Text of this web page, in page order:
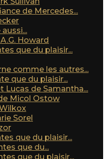
de Mercedes...
Howard
que du plaisir...
comme les autres...
que du plaisir...
Lucas de Samantha...
Micol Ostow
Sorel
que du plaisir...
que du...
que du plaisir...